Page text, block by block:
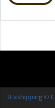
ttlxshipping ©